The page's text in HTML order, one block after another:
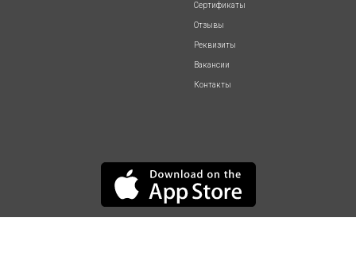
Сертификаты
Отзывы
Реквизиты
Вакансии
Контакты